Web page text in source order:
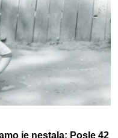
je nestala: Posle 42